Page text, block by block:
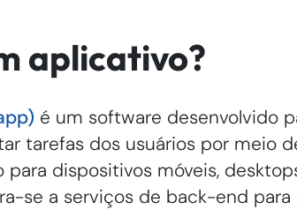
aplicativo?
é um software desenvolvido
tarefas dos usuários por meio
dispositivos móveis,
se a serviços de back-end